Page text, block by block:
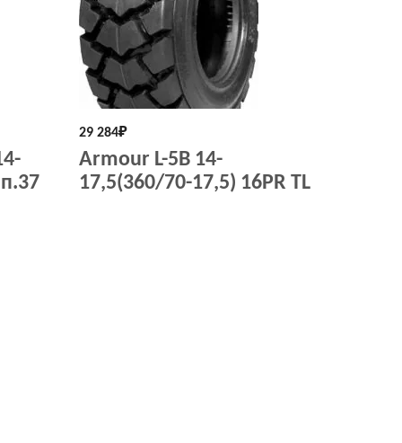
29 284₽
Armour L-5B 14-
17,5(360/70-17,5) 16PR TL